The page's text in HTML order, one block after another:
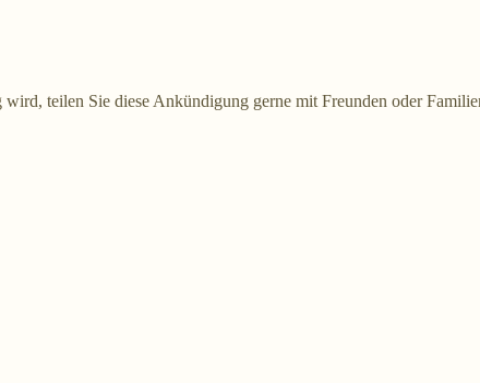
teilen Sie diese Ankündigung gerne mit Freunden oder